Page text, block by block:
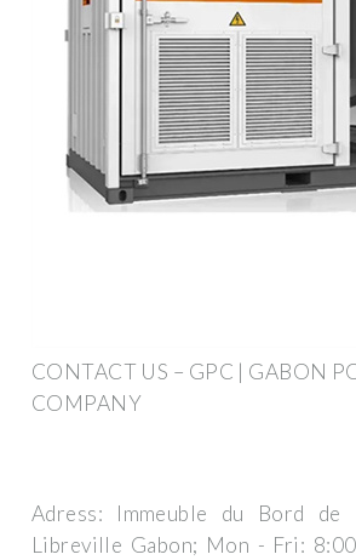
CONTACT US – GPC | GABON
COMPANY
Adress: Immeuble du Bord de
Libreville Gabon; Mon - Fri: